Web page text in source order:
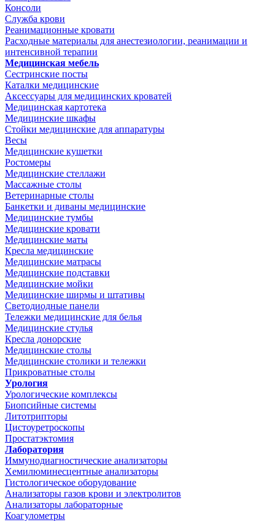
Консоли
Служба крови
Реанимационные кровати
Расходные материалы для анестезиологии, реанимации и
интенсивной терапии
Медицинская мебель
Сестринские посты
Каталки медицинские
Аксессуары для медицинских кроватей
Медицинская картотека
Медицинские шкафы
Стойки медицинские для аппаратуры
Весы
Медицинские кушетки
Ростомеры
Медицинские стеллажи
Массажные столы
Ветеринарные столы
Банкетки и диваны медицинские
Медицинские тумбы
Медицинские кровати
Медицинские маты
Кресла медицинские
Медицинские матрасы
Медицинские подставки
Медицинские мойки
Медицинские ширмы и штативы
Светодиодные панели
Тележки медицинские для белья
Медицинские стулья
Кресла донорские
Медицинские столы
Медицинские столики и тележки
Прикроватные столы
Урология
Урологические комплексы
Биопсийные системы
Литотрипторы
Цистоуретроскопы
Простатэктомия
Лаборатория
Иммунодиагностические анализаторы
Хемилюминесцентные анализаторы
Гистологическое оборудование
Анализаторы газов крови и электролитов
Анализаторы лабораторные
Коагулометры